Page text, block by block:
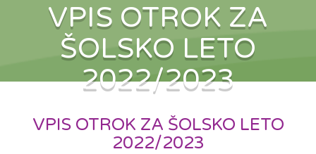
VPIS OTROK ZA
ŠOLSKO LETO
2022/2023
VPIS OTROK ZA ŠOLSKO LETO
2022/2023